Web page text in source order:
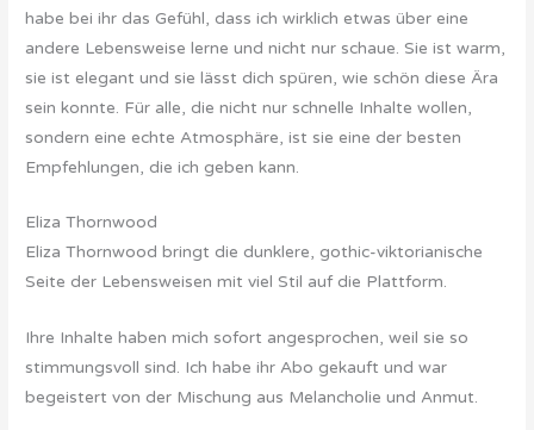
habe bei ihr das Gefühl, dass ich wirklich etwas über eine
andere Lebensweise lerne und nicht nur schaue. Sie ist warm,
sie ist elegant und sie lässt dich spüren, wie schön diese Ära
sein konnte. Für alle, die nicht nur schnelle Inhalte wollen,
sondern eine echte Atmosphäre, ist sie eine der besten
Empfehlungen, die ich geben kann.
Eliza Thornwood
Eliza Thornwood bringt die dunklere, gothic-viktorianische
Seite der Lebensweisen mit viel Stil auf die Plattform.
Ihre Inhalte haben mich sofort angesprochen, weil sie so
stimmungsvoll sind. Ich habe ihr Abo gekauft und war
begeistert von der Mischung aus Melancholie und Anmut.